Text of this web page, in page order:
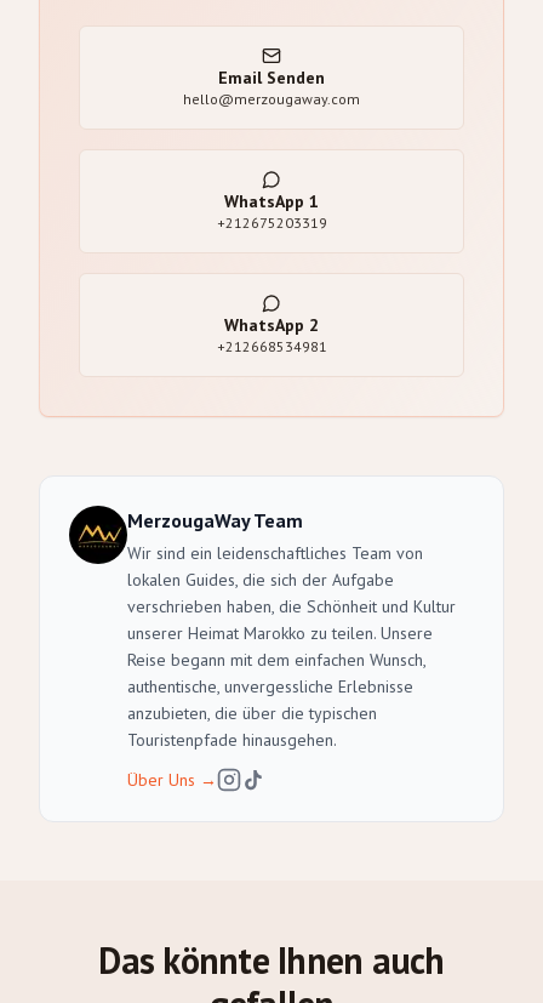
Email Senden
hello@merzougaway.com
WhatsApp 1
+212675203319
WhatsApp 2
+212668534981
MerzougaWay Team
Wir sind ein leidenschaftliches Team von
lokalen Guides, die sich der Aufgabe
verschrieben haben, die Schönheit und Kultur
unserer Heimat Marokko zu teilen. Unsere
Reise begann mit dem einfachen Wunsch,
authentische, unvergessliche Erlebnisse
anzubieten, die über die typischen
Touristenpfade hinausgehen.
Über Uns →
Das könnte Ihnen auch